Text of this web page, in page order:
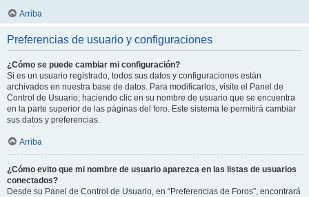
Arriba
Preferencias de usuario y configuraciones
¿Cómo se puede cambiar mi configuración?
Si es un usuario registrado, todos sus datos y configuraciones están
archivados en nuestra base de datos. Para modificarlos, visite el Panel de
Control de Usuario; haciendo clic en su nombre de usuario que se encuentra
en la parte superior de las páginas del foro. Este sistema le permitirá cambiar
sus datos y preferencias.
Arriba
¿Cómo evito que mi nombre de usuario aparezca en las listas de usuarios
conectados?
Desde su Panel de Control de Usuario, en “Preferencias de Foros”, encontrará